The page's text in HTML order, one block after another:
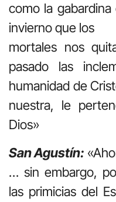
como la
invierno que los
mortales nos
pasado las
humanidad de
nuestra, le
Dios»
San Agustín:
… sin embargo,
las primicias del